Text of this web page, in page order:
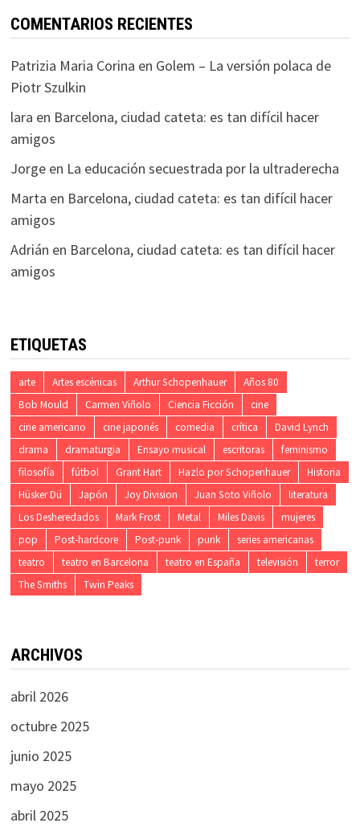
COMENTARIOS RECIENTES
Patrizia Maria Corina en Golem – La versión polaca de
Piotr Szulkin
lara en Barcelona, ciudad cateta: es tan difícil hacer
amigos
Jorgeen La educación secuestrada por la ultraderecha
Marta en Barcelona, ciudad cateta: es tan difícil hacer
amigos
Adrián en Barcelona, ciudad cateta: es tan difícil hacer
amigos
ETIQUETAS
arte Artes escénicas Arthur Schopenhauer
Años 80
Bob Mould
Carmen Viñolo Ciencia Ficción
cine
cine americano
cine japonés comedia crítica
David Lynch
drama
dramaturgia Ensayo musical escritoras
feminismo
filosofía
fútbol Grant Hart Hazlo por Schopenhauer
Historia
Hüsker Dü
Japón Joy Division Juan Soto Viñolo
literatura
Los Desheredados
Mark Frost Metal Miles Davis
mujeres
pop
Post-hardcore Post-punk punk
series americanas
teatro
teatro en Barcelona teatro en España televisión
terror
The Smiths
Twin Peaks
ARCHIVOS
abril 2026
octubre 2025
junio 2025
mayo 2025
abril 2025